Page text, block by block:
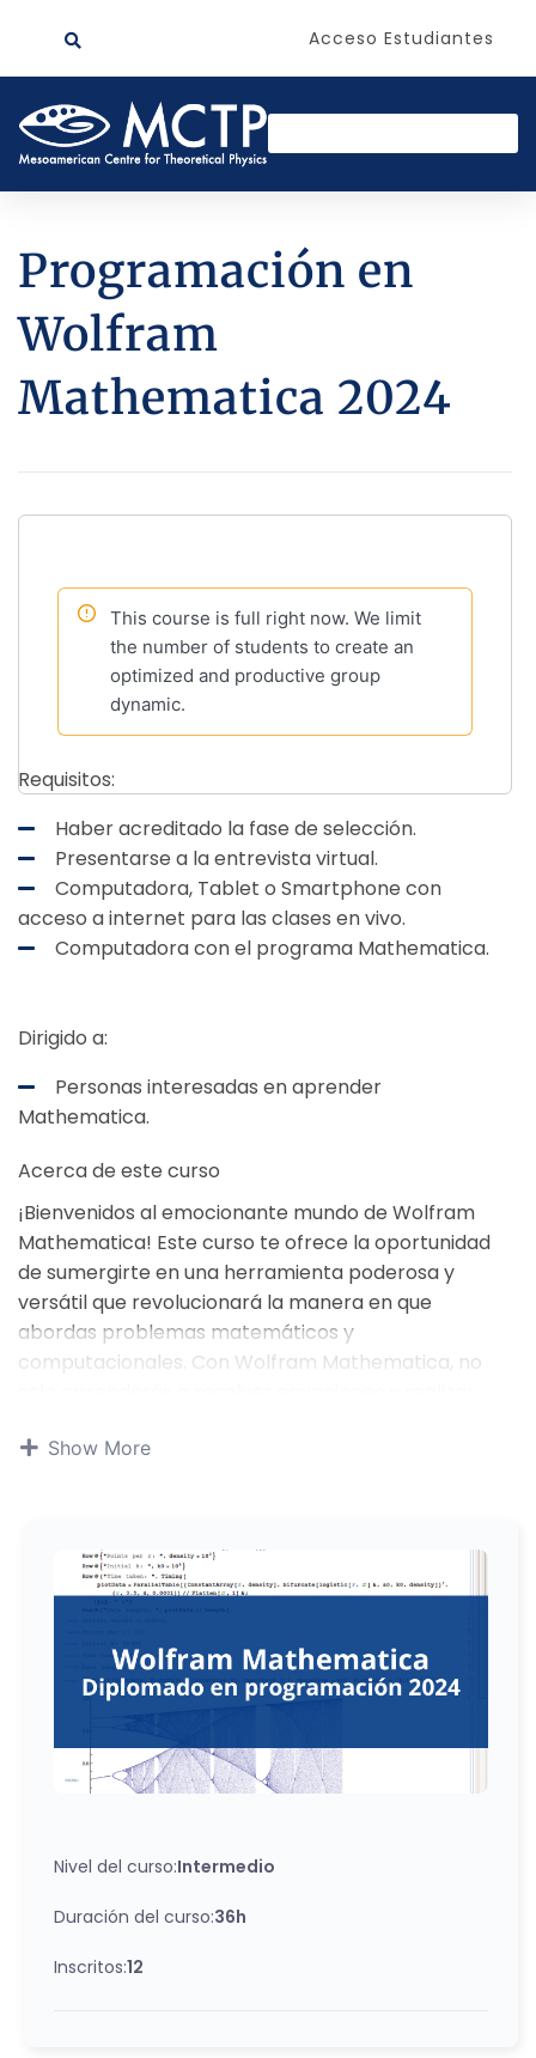
Acceso Estudiantes
Programación en
Wolfram
Mathematica 2024
This course is full right now. We limit
the number of students to create an
optimized and productive group
dynamic.
Requisitos:
Haber acreditado la fase de selección.
Presentarse a la entrevista virtual.
Computadora, Tablet o Smartphone con
acceso a internet para las clases en vivo.
Computadora con el programa Mathematica.
Dirigido a:
Personas interesadas en aprender
Mathematica.
Acerca de este curso
¡Bienvenidos al emocionante mundo de Wolfram
Mathematica! Este curso te ofrece la oportunidad
de sumergirte en una herramienta poderosa y
versátil que revolucionará la manera en que
abordas problemas matemáticos y
computacionales. Con Wolfram Mathematica, no
también explorarás la riqueza de sus capacidades
ingeniería o las finanzas, o simplemente un
apasionado por las matemáticas y la informática,
para potenciar tu creatividad y tu capacidad de
resolución de problemas. ¡Únete a nosotros en este
Mathematica! Intructora: Laura Xiomara Gutiérrez
Guerrero
Show More
Nivel del curso:Intermedio
Duración del curso:36h
Inscritos:12